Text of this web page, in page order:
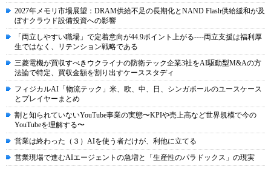
2027年メモリ市場展望：DRAM供給不足の長期化とNAND Flash供給緩和が及
ぼすクラウド設備投資への影響
「両立しやすい職場」で定着意向が44.9ポイント上がる----両立支援は福利厚
生ではなく、リテンション戦略である
三菱電機が買収すべきウクライナの防衛テック企業3社をAI駆動型M&Aの方
法論で特定、買収金額を割り出すケーススタディ
フィジカルAI「物流テック」米、欧、中、日、シンガポールのユースケース
とプレイヤーまとめ
割と知られていないYouTube事業の実態〜KPIや売上高など世界規模で今の
YouTubeを理解する〜
営業は終わった（３）AIを使う者だけが、利他に立てる
営業現場で進むAIエージェントの急増と「生産性のパラドックス」の現実